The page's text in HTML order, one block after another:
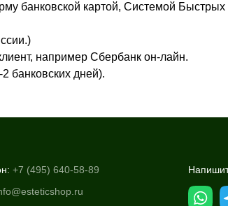
банковской картой, Системой
например Сбербанк он-лайн.
банковских дней).
+7 (495) 640-58-89